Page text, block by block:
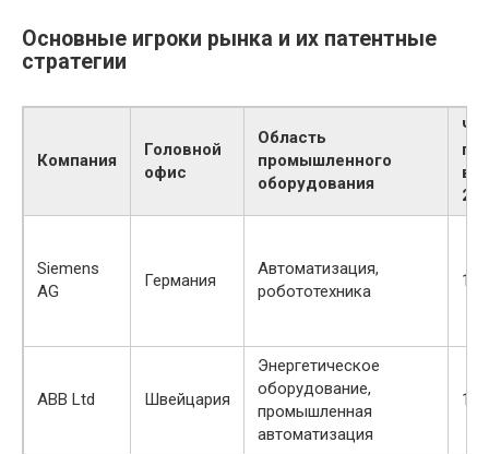
Основные игроки рынка и их патентные
стратегии
Компания
Головной
офис
Область
промышленного
оборудования
в
Siemens
AG
Германия
Автоматизация,
робототехника
ABB Ltd Швейцария
Энергетическое
оборудование,
промышленная
автоматизация